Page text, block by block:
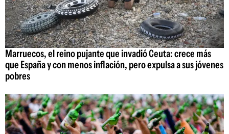
Marruecos, el reino pujante que invadió Ceuta: crece más
que España y con menos inflación, pero expulsa a sus jóvenes
pobres